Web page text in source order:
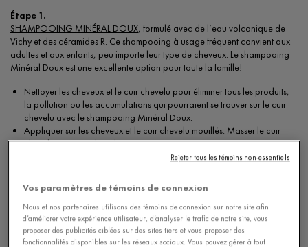
Étape 1.
SHAMPOOING MINÉRAL DOUX , formulé avec de l’eau volcanique de
Vichy et des céramides R. Ce shampooing à usage fréquent convient aux
adultes et aux enfants, peu importe leur type de cheveux. Le shampooing
Minéral Doux est une excellente option pour toute la famille!
Nettoyer les cheveux et le cuir chevelu pour éliminer tous les produits,
la pollution ou les accumulations qui pourraient se trouver sur le cuir
chevelu avec le shampooing Minéral Doux.
Appliquer sur les cheveux et le cuir chevelu mouillés. Masser le cuir
chevelu et rincer abondamment.
Étape 2.
SHAMPOOING TRAITANT ANTI-PELLICULAIRE
DS et de l’acide salicylique. Ce shampooing cible les pellicules et élimine
jusqu’à 100 % des pellicules visibles, dès la première utilisation*.
* Test consommateur mené auprès de 262 sujets, utilisation régulière après
Vos paramètres de témoins de connexion
Nous et nos partenaires utilisons des témoins de connexion sur notre site afin
d’améliorer votre expérience utilisateur, d’analyser le trafic de notre site, vous
proposer des publicités ciblées sur des sites tiers et vous proposer des
fonctionnalités disponibles sur les réseaux sociaux. Vous pouvez gérer à tout
Rejeter tous les témoins non-essentiels